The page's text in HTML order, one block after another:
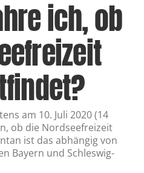
ich, ob
am 10. Juli 2020 (14
ob die Nordseefreizeit
ist das abhängig von
Bayern und Schleswig-